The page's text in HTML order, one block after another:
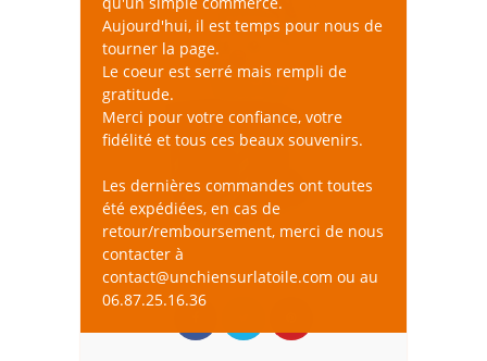
Aujourd'hui, il est temps pour nous de
tourner la page.
Le coeur est serré mais rempli de
gratitude.
Merci pour votre confiance, votre
fidélité et tous ces beaux souvenirs.
Les dernières commandes ont toutes
été expédiées, en cas de
retour/remboursement, merci de nous
contacter à
contact@unchiensurlatoile.com ou au
06.87.25.16.36